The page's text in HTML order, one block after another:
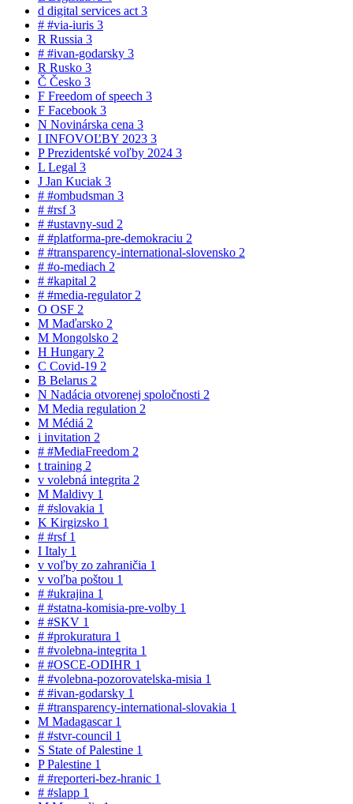
d digital services act 3
# #via-iuris 3
R Russia 3
# #ivan-godarsky 3
R Rusko 3
Č Česko 3
F Freedom of speech 3
F Facebook 3
N Novinárska cena 3
I INFOVOĽBY 2023 3
PPrezidentské voľby 2024 3
L Legal 3
J Jan Kuciak 3
# #ombudsman 3
# #rsf3
# #ustavny-sud 2
# #platforma-pre-demokraciu 2
# #transparency-international-slovensko 2
# #o-mediach 2
# #kapital 2
# #media-regulator 2
O OSF 2
M Maďarsko 2
M Mongolsko 2
H Hungary 2
C Covid-19 2
B Belarus 2
N Nadácia otvorenej spoločnosti 2
M Media regulation 2
M Médiá 2
i invitation 2
# #MediaFreedom 2
t training 2
v volebná integrita 2
M Maldivy 1
# #slovakia 1
K Kirgizsko 1
# #rsf 1
I Italy 1
v voľby zo zahraničia 1
v voľba poštou 1
# #ukrajina 1
# #statna-komisia-pre-volby 1
# #SKV 1
# #prokuratura 1
# #volebna-integrita 1
# #OSCE-ODIHR 1
# #volebna-pozorovatelska-misia 1
# #ivan-godarsky 1
# #transparency-international-slovakia 1
M Madagascar 1
# #stvr-council 1
S State of Palestine 1
PPalestine 1
# #reporteri-bez-hranic 1
# #slapp 1